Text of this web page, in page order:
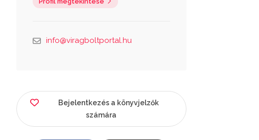
info@viragboltportal.hu
Bejelentkezés a könyvjelzők
számára